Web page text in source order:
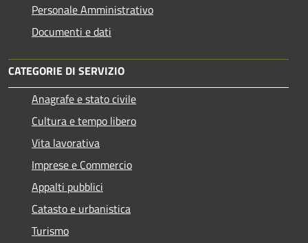
Personale Amministrativo
Documenti e dati
CATEGORIE DI SERVIZIO
Anagrafe e stato civile
Cultura e tempo libero
Vita lavorativa
Imprese e Commercio
Appalti pubblici
Catasto e urbanistica
Turismo